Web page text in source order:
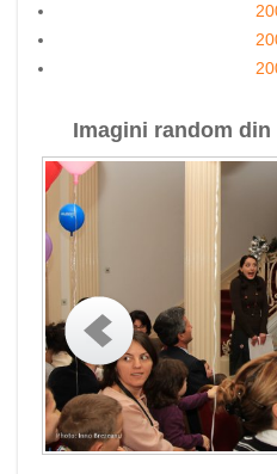
Imagini random